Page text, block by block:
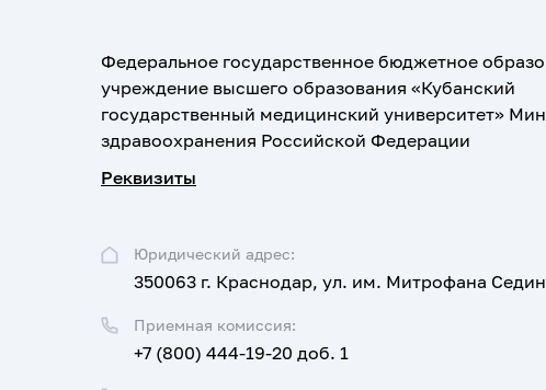
Федеральное государственное бюджетное
учреждение высшего образования «Кубанский
государственный медицинский университет»
здравоохранения Российской Федерации
Реквизиты
Юридический адрес:
350063 г. Краснодар, ул. им. Митрофана
Приемная комиссия:
+7 (800) 444-19-20 доб. 1